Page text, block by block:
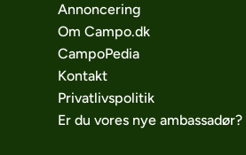
Annoncering
Om Campo.dk
CampoPedia
Kontakt
Privatlivspolitik
Er du vores nye ambassadør?